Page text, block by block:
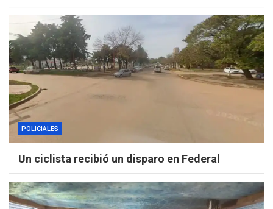
POLICIALES
Un ciclista recibió un disparo en Federal